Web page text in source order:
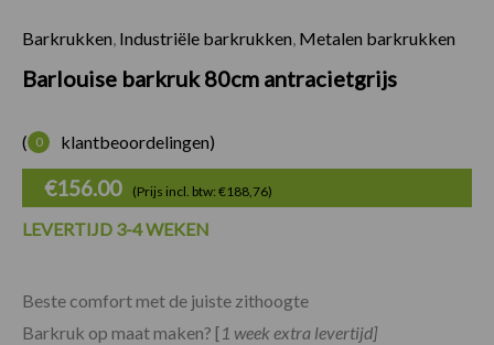
Barkrukken Industriële barkrukken Metalen barkrukken
Barlouise barkruk 80cm antracietgrijs
( 0 klantbeoordelingen)
€156.00 (Prijs incl. btw: €188,76)
LEVERTIJD 3-4 WEKEN
Beste comfort met de juiste zithoogte
Barkruk op maat maken? [1 week extra levertijd]
Barlouise barkruk